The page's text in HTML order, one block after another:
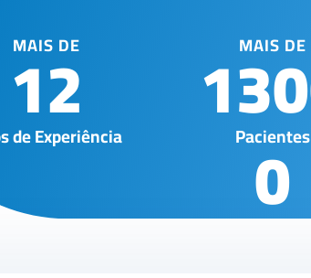
MAIS DE
12
de Experiência
MAIS DE
0
Pacientes